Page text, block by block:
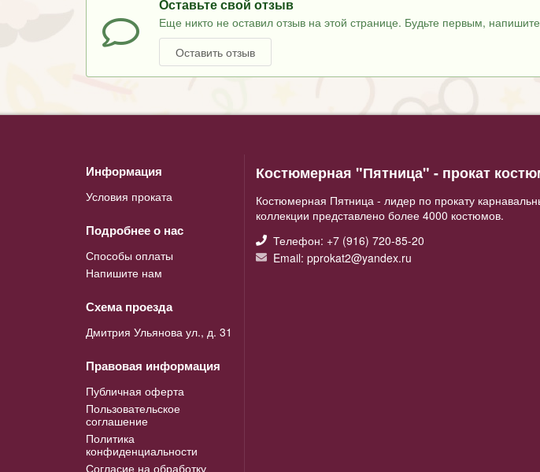
Оставьте свой отзыв
Еще никто не оставил отзыв на этой странице. Будьте первым,
Оставить отзыв
Информация
Условия проката
Подробнее о нас
Способы оплаты
Напишите нам
Схема проезда
Дмитрия Ульянова ул., д. 31
Правовая информация
Публичная оферта
Пользовательское
соглашение
Политика
конфиденциальности
Согласие на обработку
Костюмерная "Пятница" - прокат
Костюмерная Пятница - лидер по прокату
коллекции представлено более 4000 костюмов.
Телефон: +7 (916) 720-85-20
Email: pprokat2@yandex.ru